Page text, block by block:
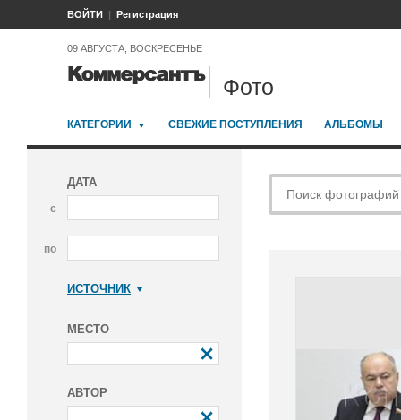
ВОЙТИ Регистрация
09 АВГУСТА, ВОСКРЕСЕНЬЕ
Фото
КАТЕГОРИИ СВЕЖИЕ ПОСТУПЛЕНИЯ АЛЬБОМЫ
ДАТА
с
по
ИСТОЧНИК
МЕСТО
АВТОР